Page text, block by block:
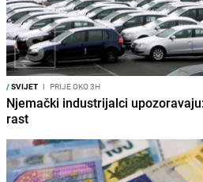
/SVIJET I PRIJE OKO 3H
Njemački industrijalci
rast